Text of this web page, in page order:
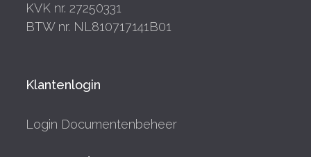
KVK nr. 27250331
BTW nr. NL810717141B01
Klantenlogin
Login Documentenbeheer